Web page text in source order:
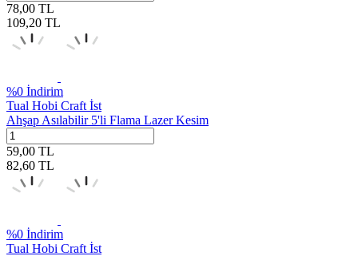
78,00 TL
109,20 TL
%0 İndirim
Tual Hobi Craft İst
Ahşap Asılabilir 5'li Flama Lazer Kesim
59,00 TL
82,60 TL
%0 İndirim
Tual Hobi Craft İst